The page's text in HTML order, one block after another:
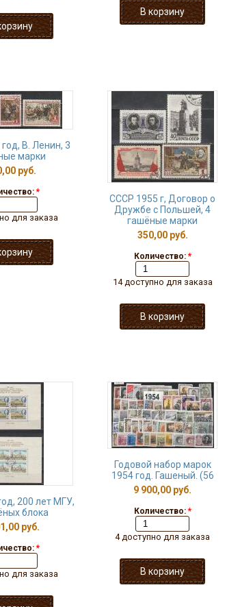
В. Ленин, 3
марки
руб.
*
для заказа
СССР 1955 г, Договор о
Дружбе с Польшей, 4
гашёные марки
350,00 руб.
Количество: *
14 доступно для заказа
200 лет МГУ,
блока
руб.
*
для заказа
Годовой набор марок
1954 год. Гашеный. (56
9 900,00 руб.
Количество: *
4 доступно для заказа